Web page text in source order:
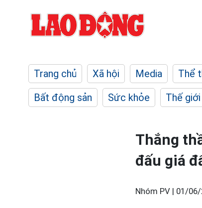
Trang chủ Xã hội Media Thể
Bất động sản
Sức khỏe Thế giới
Thắng
đấu giá
Nhóm PV | 01/06/